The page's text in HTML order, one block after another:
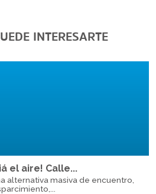
INTERESARTE
el aire! Calle...
alternativa masiva de encuentro,